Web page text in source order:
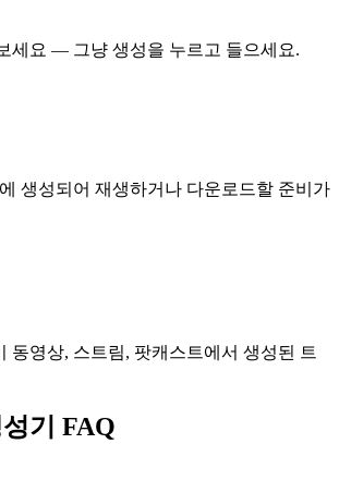
세요 — 그냥 생성을 누르고 들으세요.
생성되어 재생하거나 다운로드할 준비가
동영상, 스트림, 팟캐스트에서 생성된 트
기 FAQ